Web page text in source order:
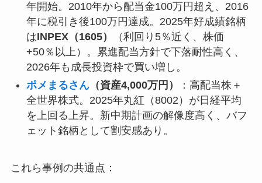
年開始。2010年から配当金100万円超え、2016
年に税引き後100万円達成。2025年好成績銘柄
はINPEX（1605）
（利回り5％近く、株価
+50％以上）。累進配当方針で下落耐性高く、
2026年も成長投資枠で買い増し。
ポメまるさん（資産4,000万円）
：高配当株＋
全世界株式。2025年丸紅（8002）が日経平均
を上回る上昇。新中期計画の解像度高く、バフ
ェット銘柄として割安感あり。
これら事例の共通点：